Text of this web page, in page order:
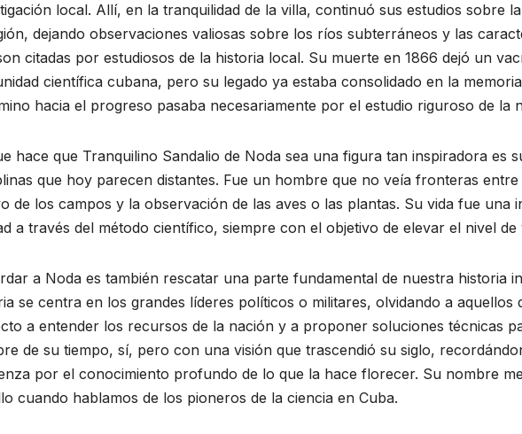
in
a las
DE 2026
Piragüistas
cubanos
regresan de
Montreal con
nueve
medallas y
cupos para
Lima 2027
16 DE JULIO DE 2026
local. Allí, en la tranquilidad de la villa, continuó sus estudios sobre
dejando observaciones valiosas sobre los ríos subterráneos y las
citadas por estudiosos de la historia local. Su muerte en 1866 dejó un
científica cubana, pero su legado ya estaba consolidado en la
hacia el progreso pasaba necesariamente por el estudio riguroso de la
hace que Tranquilino Sandalio de Noda sea una figura tan inspiradora es
que hoy parecen distantes. Fue un hombre que no veía fronteras
de los campos y la observación de las aves o las plantas. Su vida fue una
a través del método científico, siempre con el objetivo de elevar el nivel de
a Noda es también rescatar una parte fundamental de nuestra historia
se centra en los grandes líderes políticos o militares, olvidando a aquellos
a entender los recursos de la nación y a proponer soluciones técnicas
de su tiempo, sí, pero con una visión que trascendió su siglo,
por el conocimiento profundo de lo que la hace florecer. Su nombre
cuando hablamos de los pioneros de la ciencia en Cuba.